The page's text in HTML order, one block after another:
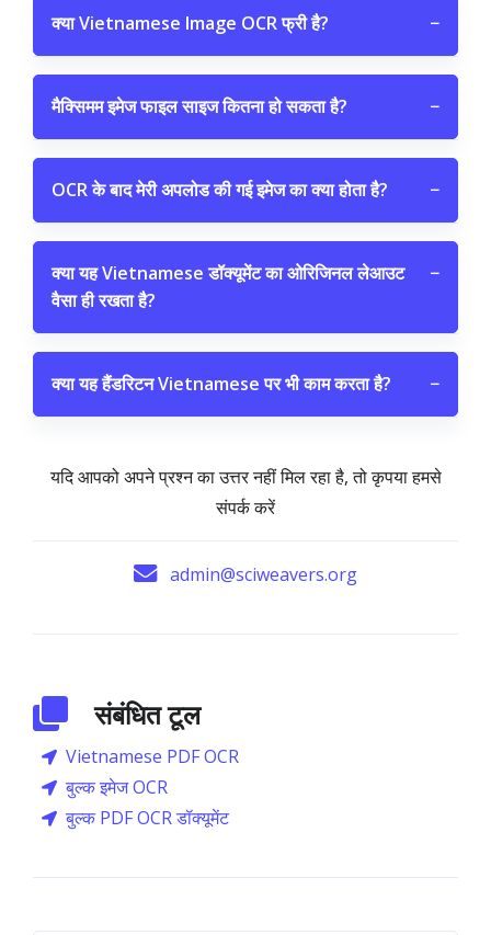
क्या Vietnamese Image OCR फ्री है? −
मैक्सिमम इमेज फाइल साइज कितना हो सकता है? −
OCR के बाद मेरी अपलोड की गई इमेज का क्या होता है? −
क्या यह Vietnamese डॉक्यूमेंट का ओरिजिनल लेआउट
वैसा ही रखता है?
−
क्या यह हैंडरिटन Vietnamese पर भी काम करता है? −
यदि आपको अपने प्रश्न का उत्तर नहीं मिल रहा है, तो कृपया हमसे
संपर्क करें
admin@sciweavers.org
संबंधित टूल
Vietnamese PDF OCR
बुल्क इमेज OCR
बुल्क PDF OCR डॉक्यूमेंट